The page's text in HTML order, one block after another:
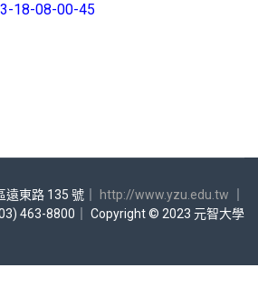
18-08-00-45
東路 135 號｜ http://www.yzu.edu.tw
463-8800｜ Copyright © 2023 元智大學